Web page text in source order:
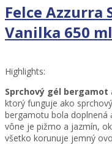
Felce Azzurra
Vanilka 650 ml
Highlights:
Sprchový gél bergamot
ktorý funguje ako
bergamotu bola doplnená
vône je pižmo a jazmín,
všetko korunuje jemný